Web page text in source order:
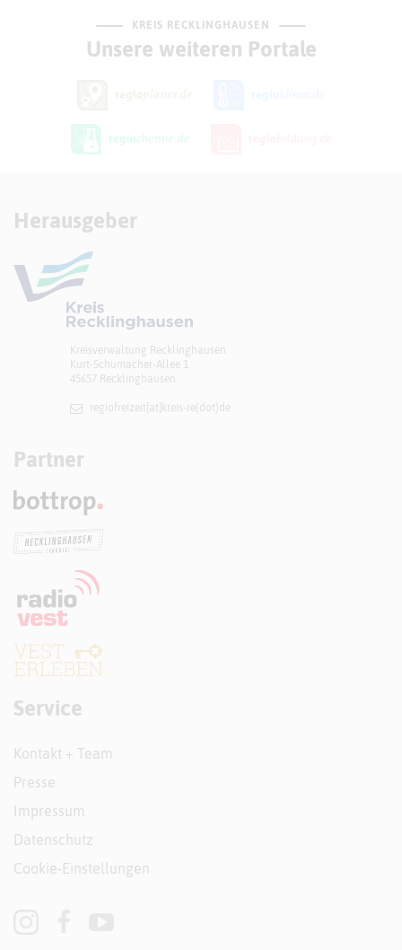
KREIS RECKLINGHAUSEN
Unsere weiteren Portale
Herausgeber
Kreisverwaltung Recklinghausen
Kurt-Schumacher-Allee 1
45657 Recklinghausen
regiofreizeit[at]​kreis-re(dot)de
Partner
Service
Kontakt + Team
Presse
Impressum
Datenschutz
Cookie-Einstellungen